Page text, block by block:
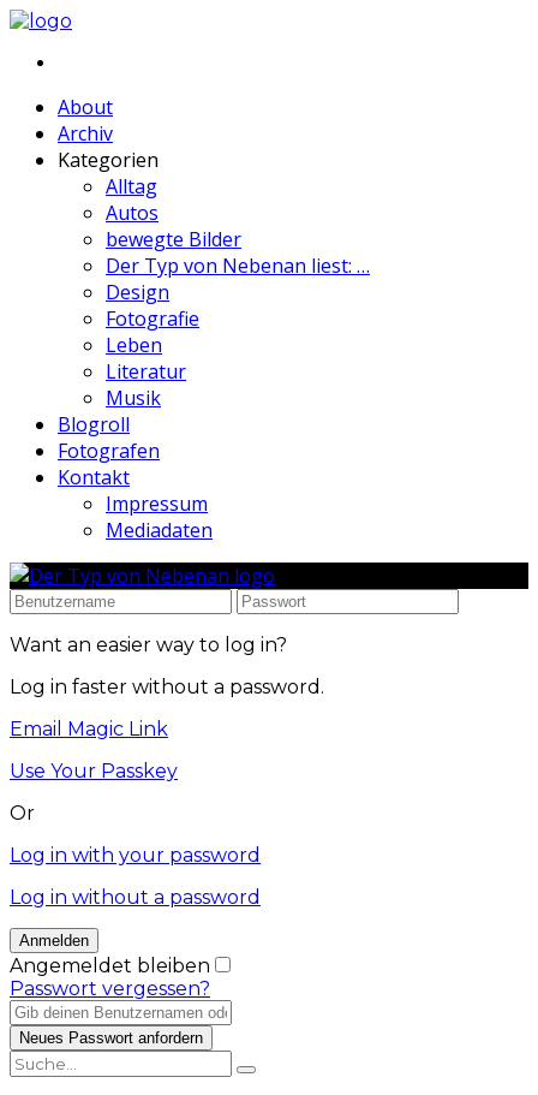
About
Archiv
Kategorien
Alltag
Autos
bewegte Bilder
Der Typ von Nebenan liest: …
Design
Fotografie
Leben
Literatur
Musik
Blogroll
Fotografen
Kontakt
Impressum
Mediadaten
Want an easier way to log in?
Log in faster without a password.
Email Magic Link
Use Your Passkey
Or
Log in with your password
Log in without a password
Angemeldet bleiben
Passwort vergessen?